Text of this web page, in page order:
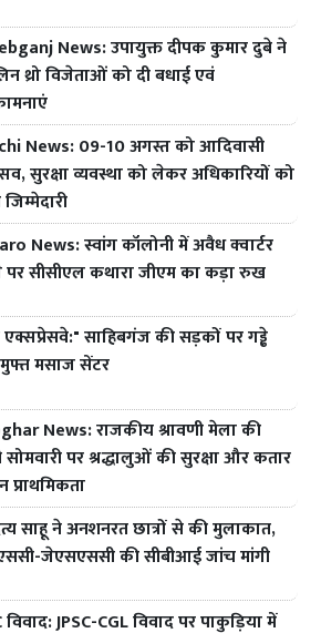
News: उपायुक्त दीपक कुमार दुबे ने
थ्रो विजेताओं को दी बधाई एवं
News: 09-10 अगस्त को आदिवासी
सुरक्षा व्यवस्था को लेकर अधिकारियों को
News: स्वांग कॉलोनी में अवैध क्वार्टर
सीसीएल कथारा जीएम का कड़ा रुख
एक्सप्रेसवे:" साहिबगंज की सड़कों पर गड्ढे
मुफ्त मसाज सेंटर
News: राजकीय श्रावणी मेला की
सोमवारी पर श्रद्धालुओं की सुरक्षा और कतार
प्राथमिकता
साहू ने अनशनरत छात्रों से की मुलाकात,
जेएसएससी की सीबीआई जांच मांगी
विवाद: JPSC-CGL विवाद पर पाकुड़िया में